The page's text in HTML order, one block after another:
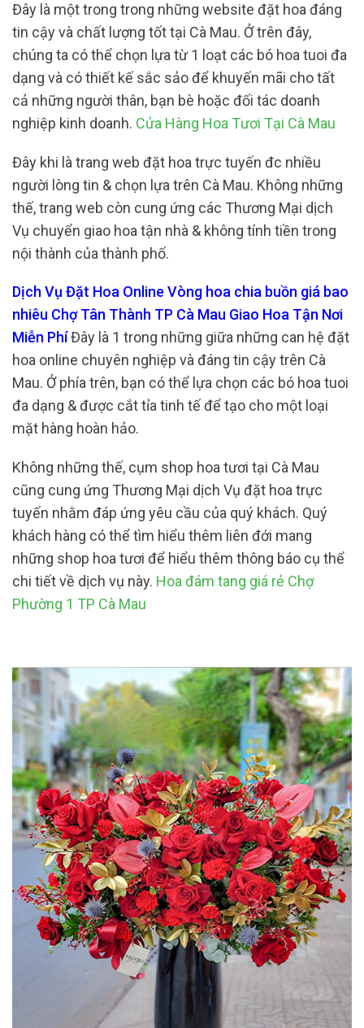
Đây là một trong trong những website đặt hoa đáng
tin cậy và chất lượng tốt tại Cà Mau. Ở trên đây,
chúng ta có thể chọn lựa từ 1 loạt các bó hoa tuoi đa
dạng và có thiết kế sắc sảo để khuyến mãi cho tất
cả những người thân, bạn bè hoặc đối tác doanh
nghiệp kinh doanh. Cửa Hàng Hoa Tươi Tại Cà Mau
Đây khi là trang web đặt hoa trực tuyến đc nhiều
người lòng tin & chọn lựa trên Cà Mau. Không những
thế, trang web còn cung ứng các Thương Mại dịch
Vụ chuyển giao hoa tận nhà & không tính tiền trong
nội thành của thành phố.
Dịch Vụ Đặt Hoa Online Vòng hoa chia buồn giá bao
nhiêu Chợ Tân Thành TP Cà Mau Giao Hoa Tận Nơi
Miễn PhíĐây là 1 trong những giữa những can hệ đặt
hoa online chuyên nghiệp và đáng tin cậy trên Cà
Mau. Ở phía trên, bạn có thể lựa chọn các bó hoa tuoi
đa dạng & được cắt tỉa tinh tế để tạo cho một loại
mặt hàng hoàn hảo.
Không những thế, cụm shop hoa tươi tại Cà Mau
cũng cung ứng Thương Mại dịch Vụ đặt hoa trực
tuyến nhằm đáp ứng yêu cầu của quý khách. Quý
khách hàng có thể tìm hiểu thêm liên đới mang
những shop hoa tươi để hiểu thêm thông báo cụ thể
chi tiết về dịch vụ này. Hoa đám tang giá rẻ Chợ
Phường 1 TP Cà Mau